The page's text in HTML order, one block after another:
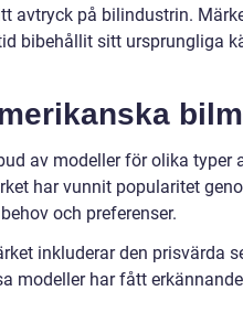
avtryck på bilindustrin.
bibehållit sitt ursprungliga
av modeller för olika typer
har vunnit popularitet
och preferenser.
inkluderar den prisvärda
modeller har fått